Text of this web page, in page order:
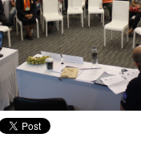
วิถีเรา
สโลแกน
นประจำปี | รายงา
สำนักงานสีเขียว
ฝุ่น PM2.5
ารที่เป็นมิตรกับสิ่ง
ปรึกษาคาร์บอนฟุต
ดจ้างที่เป็นมิตรกับ
พยากรทางทะเลแล
ามหลากหลายทาง
การลดก๊าซเรือนกร
การปรับตัว
นาบุคลากรด้านสิ่ง
งานฝึกอบรม
สิ่งแวดล้อมศึกษา
แผน เครือข่ายสิ่ง
ยบายและแผนสิ่งแว
สิ่งพิมพ์จำหน่าย